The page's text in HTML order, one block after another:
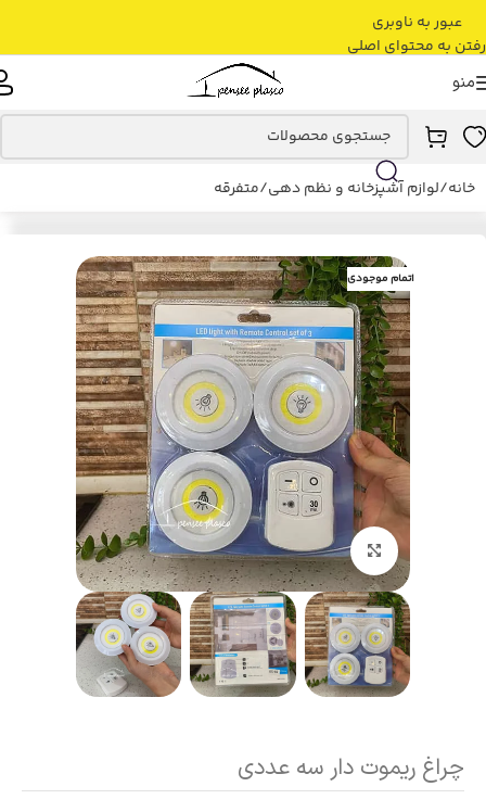
عبور به ناوبری
رفتن به محتوای اصلی
منو
خانه/لوازم آشپزخانه و نظم دهی/متفرقه
اتمام موجودی
بزرگنمایی تصویر
چراغ ریموت دار سه عددی